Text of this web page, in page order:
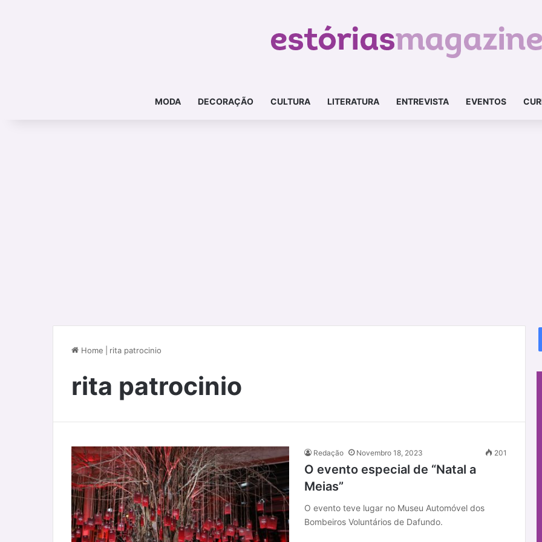
MODA DECORAÇÃO CULTURA LITERATURA ENTREVISTA EVENTOS
Home rita patrocinio
rita patrocinio
Redação Novembro 18, 2023 201
O evento especial de “Natal a
Meias”
O evento teve lugar no Museu Automóvel dos
Bombeiros Voluntários de Dafundo.